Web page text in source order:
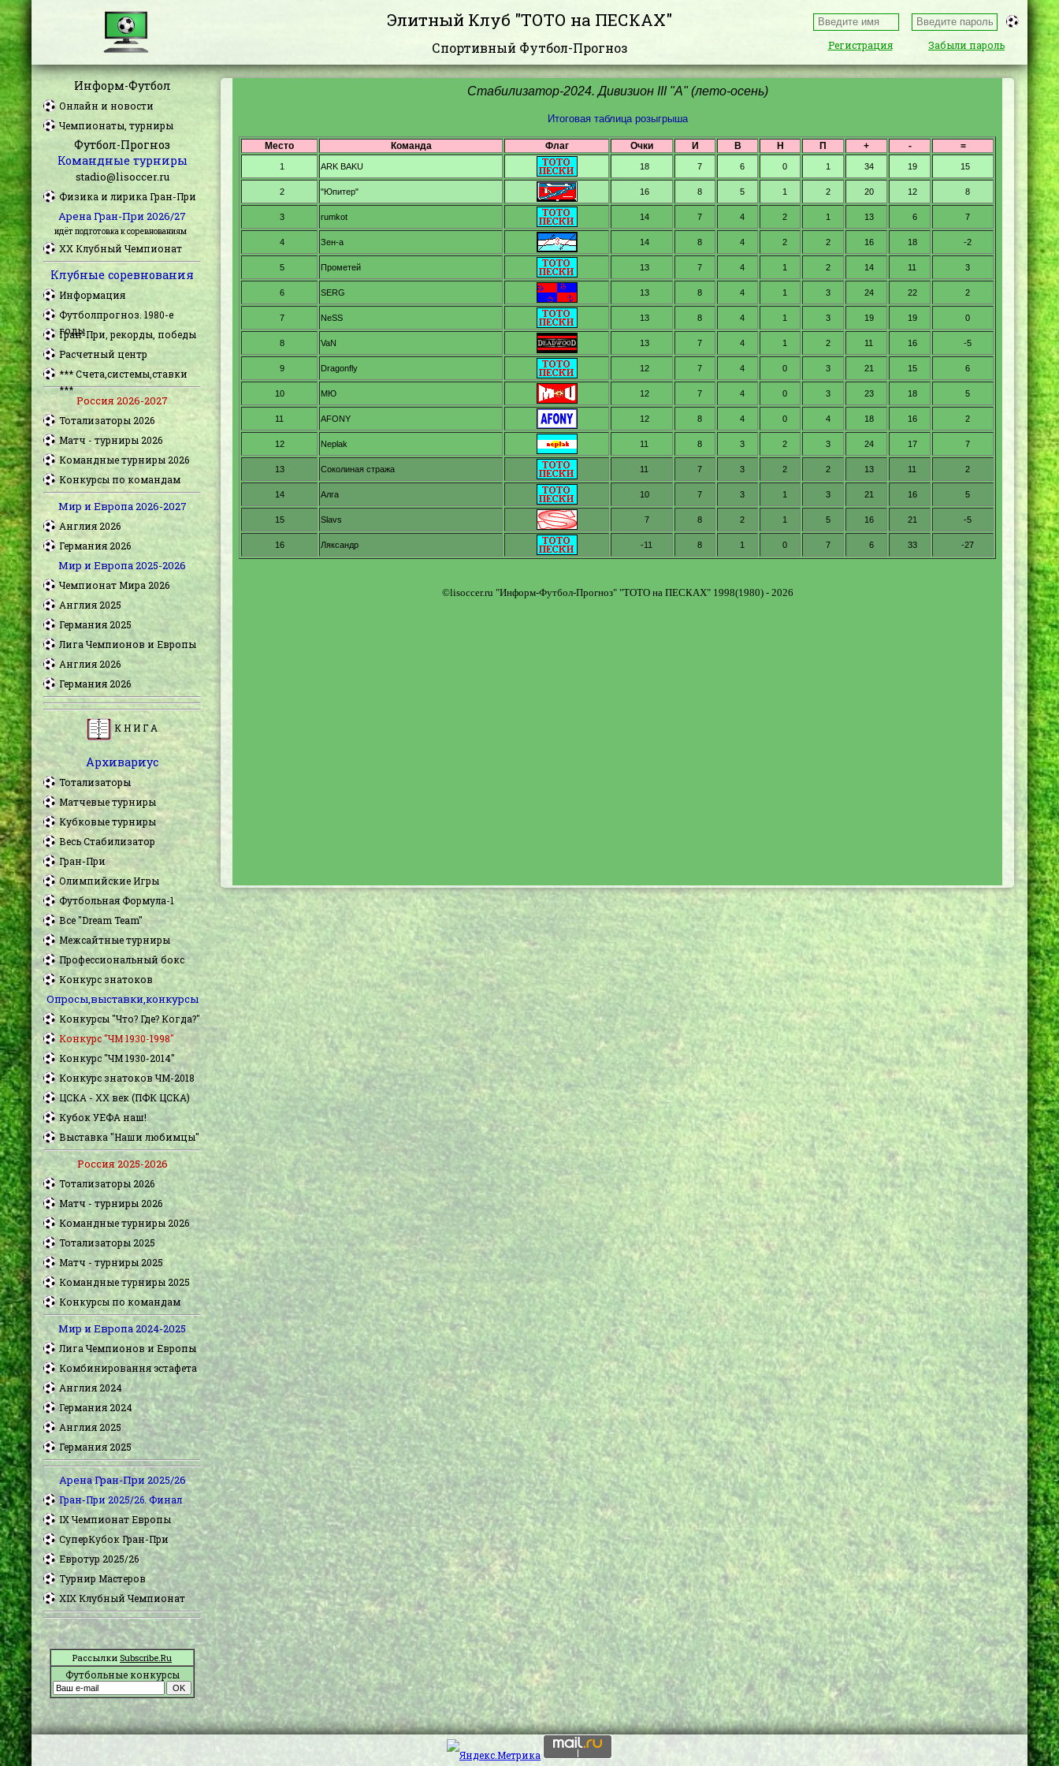
Регистрация Забыли пароль
Элитный Клуб "ТОТО на ПЕСКАХ"
Спортивный Футбол-Прогноз
Информ-Футбол
Онлайн и новости
Чемпионаты, турниры
Футбол-Прогноз
Командные турниры
stadio@lisoccer.ru
Физика и лирика Гран-При
Арена Гран-При 2026/27
идёт подготовка к соревнованиям
XX Клубный Чемпионат
Клубные соревнования
Информация
Футболпрогноз. 1980-е
годы
Гран-При, рекорды, победы
Расчетный центр
*** Счета,системы,ставки
***
Россия 2026-2027
Тотализаторы 2026
Матч - турниры 2026
Командные турниры 2026
Конкурсы по командам
Мир и Европа 2026-2027
Англия 2026
Германия 2026
Мир и Европа 2025-2026
Чемпионат Мира 2026
Англия 2025
Германия 2025
Лига Чемпионов и Европы
Англия 2026
Германия 2026
К Н И Г А
Архивариус
Тотализаторы
Матчевые турниры
Кубковые турниры
Весь Стабилизатор
Гран-При
Олимпийские Игры
Футбольная Формула-1
Все "Dream Team"
Межсайтные турниры
Профессиональный бокс
Конкурс знатоков
Опросы,выставки,конкурсы
Конкурсы "Что? Где? Когда?"
Конкурс "ЧМ 1930-1998"
Конкурс "ЧМ 1930-2014"
Конкурс знатоков ЧМ-2018
ЦСКА - XX век (ПФК ЦСКА)
Кубок УЕФА наш!
Выставка "Наши любимцы"
Россия 2025-2026
Тотализаторы 2026
Матч - турниры 2026
Командные турниры 2026
Тотализаторы 2025
Матч - турниры 2025
Командные турниры 2025
Конкурсы по командам
Мир и Европа 2024-2025
Лига Чемпионов и Европы
Комбинировання эстафета
Англия 2024
Германия 2024
Англия 2025
Германия 2025
Арена Гран-При 2025/26
Гран-При 2025/26. Финал
IX Чемпионат Европы
СуперКубок Гран-При
Евротур 2025/26
Турнир Мастеров
XIX Клубный Чемпионат
Рассылки Subscribe.Ru
Футбольные конкурсы